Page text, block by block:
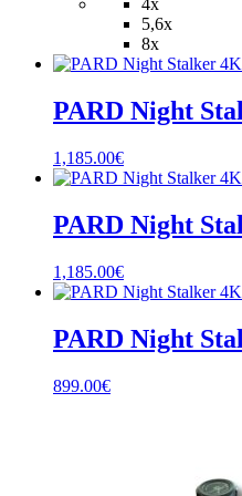
839.60€
4x
5,6x
8x
PARD Night
1,185.00€
PARD Night
1,185.00€
PARD Night
899.00€